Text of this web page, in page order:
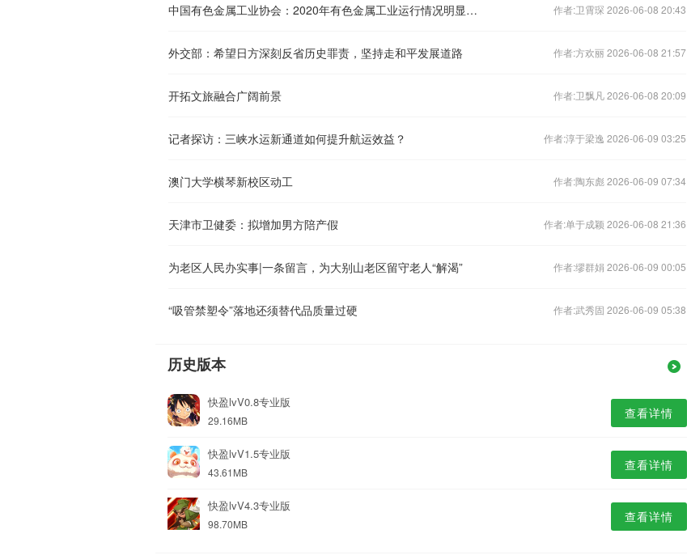
中国有色金属工业协会：2020年有色金属工业运行情况明显好于预期 作者:卫霄琛 2026-06-08 20:43
外交部：希望日方深刻反省历史罪责，坚持走和平发展道路 作者:方欢丽 2026-06-08 21:57
开拓文旅融合广阔前景 作者:卫飘凡 2026-06-08 20:09
记者探访：三峡水运新通道如何提升航运效益？ 作者:淳于梁逸 2026-06-09 03:25
澳门大学横琴新校区动工 作者:陶东彪 2026-06-09 07:34
天津市卫健委：拟增加男方陪产假 作者:单于成颖 2026-06-08 21:36
为老区人民办实事|一条留言，为大别山老区留守老人“解渴” 作者:缪群娟 2026-06-09 00:05
“吸管禁塑令”落地还须替代品质量过硬 作者:武秀固 2026-06-09 05:38
历史版本
快盈lvV0.8专业版
29.16MB 查看详情
快盈lvV1.5专业版
43.61MB 查看详情
快盈lvV4.3专业版
98.70MB 查看详情